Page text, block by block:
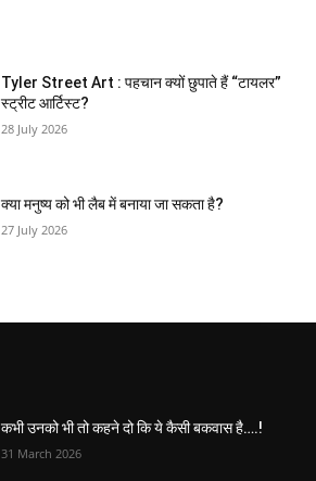
Tyler Street Art : पहचान क्यों छुपाते हैं “टायलर”
स्ट्रीट आर्टिस्ट?
28 July 2026
क्या मनुष्य को भी लैब में बनाया जा सकता है?
27 July 2026
कभी उनको भी तो कहने दो कि ये कैसी बकवास है….!
31 March 2026